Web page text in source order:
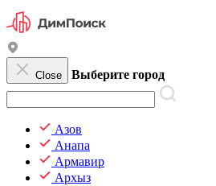
Close Выберите город
Азов
Анапа
Армавир
Архыз